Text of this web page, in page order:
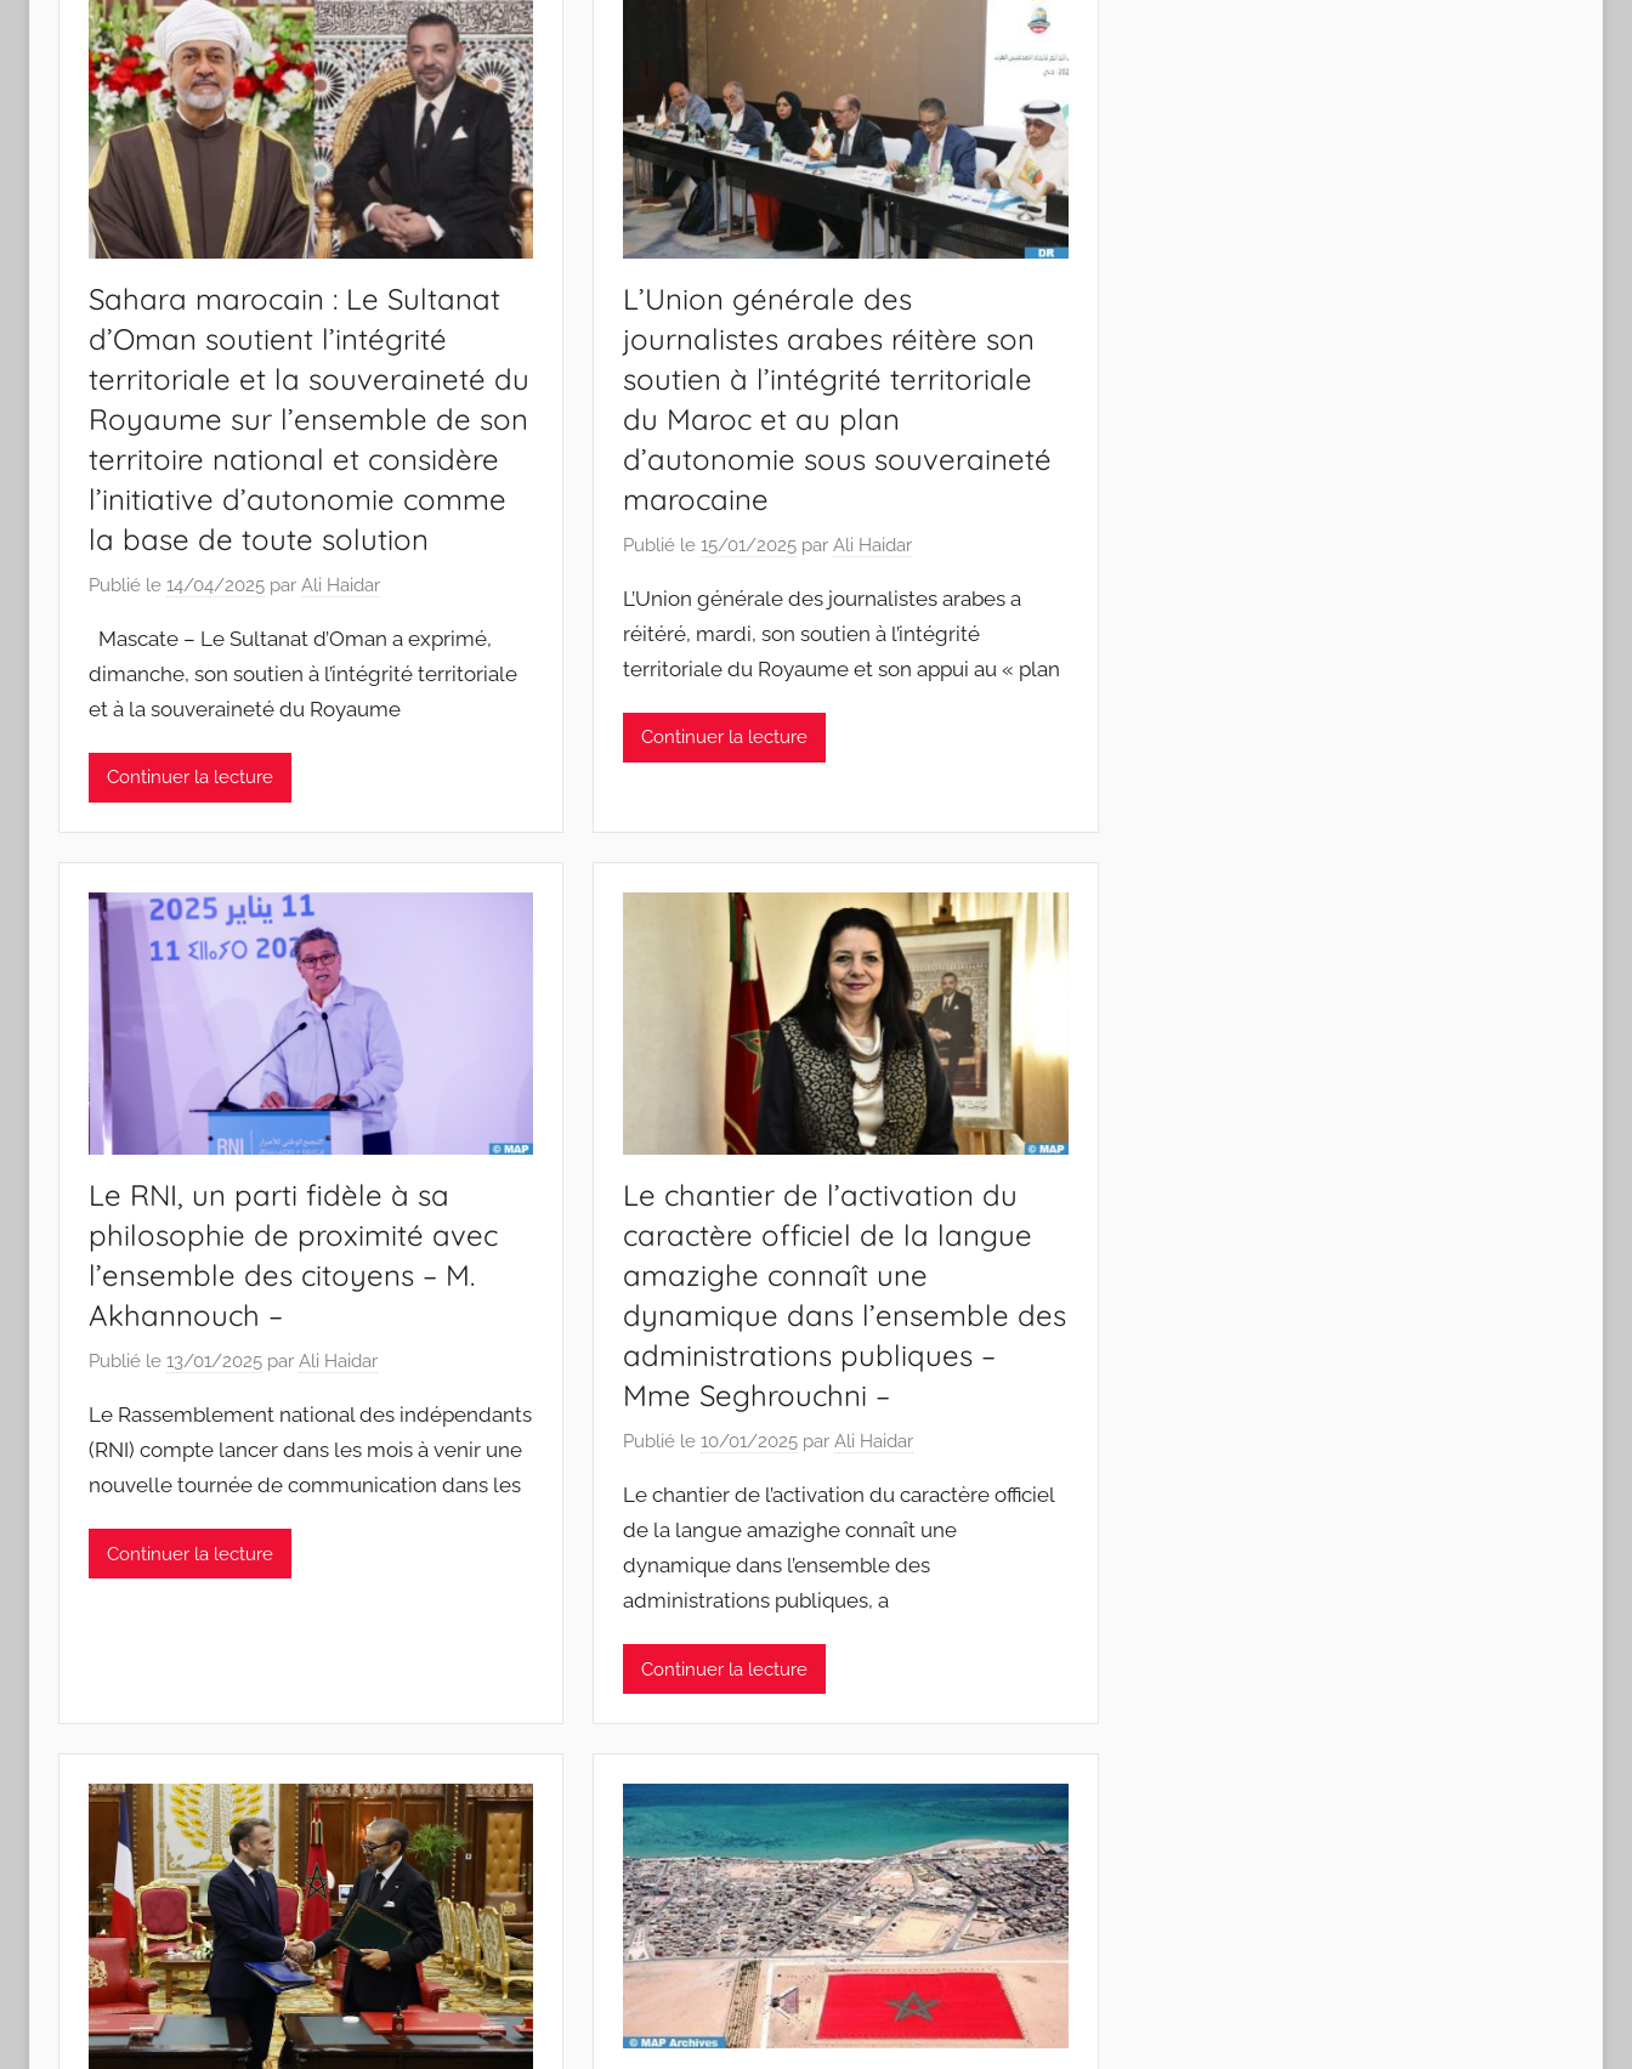
Sahara marocain : Le Sultanat
d’Oman soutient l’intégrité
territoriale et la souveraineté du
Royaume sur l’ensemble de son
territoire national et considère
l’initiative d’autonomie comme
la base de toute solution
Publié le 14/04/2025 par Ali Haidar
Mascate – Le Sultanat d’Oman a exprimé,
dimanche, son soutien à l’intégrité territoriale
et à la souveraineté du Royaume
Continuer la lecture
L’Union générale des
journalistes arabes réitère son
soutien à l’intégrité territoriale
du Maroc et au plan
d’autonomie sous souveraineté
marocaine
Publié le15/01/2025 parAli Haidar
L’Union générale des journalistes arabes a
réitéré, mardi, son soutien à l’intégrité
territoriale du Royaume et son appui au « plan
Continuer la lecture
Le RNI, un parti fidèle à sa
philosophie de proximité avec
l’ensemble des citoyens – M.
Akhannouch –
Publié le 13/01/2025 par Ali Haidar
Le Rassemblement national des indépendants
(RNI) compte lancer dans les mois à venir une
nouvelle tournée de communication dans les
Continuer la lecture
Le chantier de l’activation du
caractère officiel de la langue
amazighe connaît une
dynamique dans l’ensemble des
administrations publiques –
Mme Seghrouchni –
Publié le10/01/2025 parAli Haidar
Le chantier de l’activation du caractère officiel
de la langue amazighe connaît une
dynamique dans l’ensemble des
administrations publiques, a
Continuer la lecture